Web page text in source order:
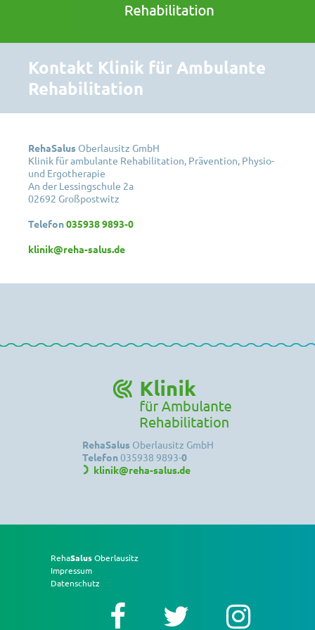
Kontakt Klinik für Ambulante
Rehabilitation
RehaSalus Oberlausitz GmbH
Klinik für ambulante Rehabilitation, Prävention, Physio-
und Ergotherapie
An der Lessingschule 2a
02692 Großpostwitz
Telefon035938 9893-0
klinik@reha-salus.de
RehaSalus Oberlausitz GmbH
Telefon035938 9893-0
klinik@reha-salus.de
RehaSalusOberlausitz
Impressum
Datenschutz